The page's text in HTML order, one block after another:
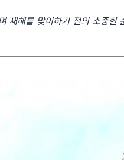
새해를 맞이하기 전의 소중한